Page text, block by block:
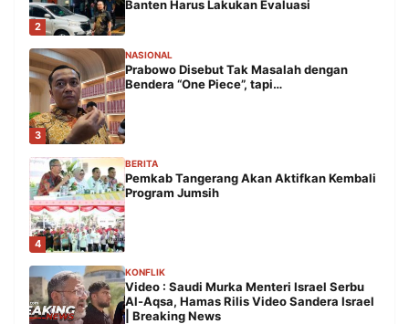
2
Banten Harus Lakukan Evaluasi
3
NASIONAL
Prabowo Disebut Tak Masalah dengan
Bendera “One Piece”, tapi…
4
BERITA
Pemkab Tangerang Akan Aktifkan Kembali
Program Jumsih
KONFLIK
Video : Saudi Murka Menteri Israel Serbu
Al-Aqsa, Hamas Rilis Video Sandera Israel
| Breaking News